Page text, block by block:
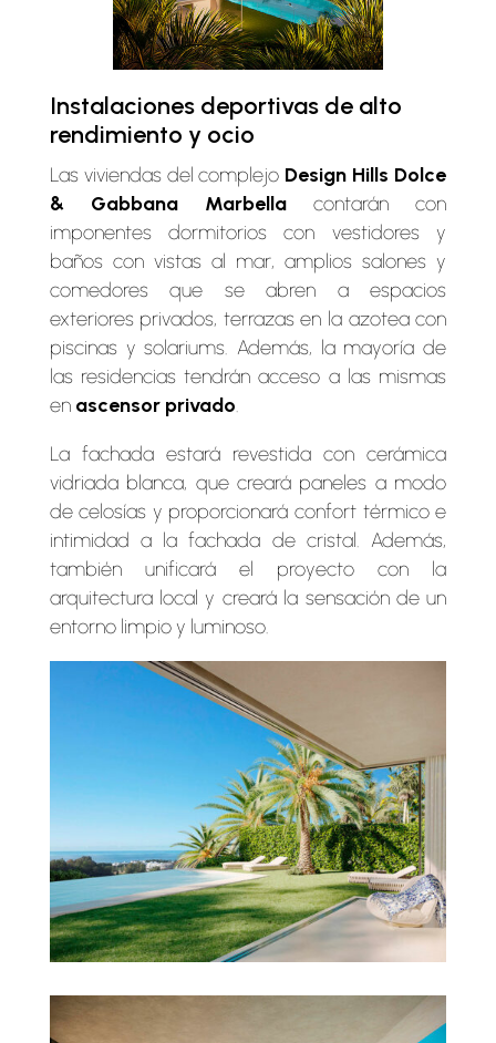
Instalaciones deportivas de alto
rendimiento y ocio
Las viviendas del complejo Design Hills Dolce
& Gabbana Marbella
contarán con
imponentes dormitorios con vestidores y
baños con vistas al mar, amplios salones y
comedores que se abren a espacios
exteriores privados, terrazas en la azotea con
piscinas y solariums. Además, la mayoría de
las residencias tendrán acceso a las mismas
en ascensor privado.
La fachada estará revestida con cerámica
vidriada blanca, que creará paneles a modo
de celosías y proporcionará confort térmico e
intimidad a la fachada de cristal. Además,
también unificará el proyecto con la
arquitectura local y creará la sensación de un
entorno limpio y luminoso.